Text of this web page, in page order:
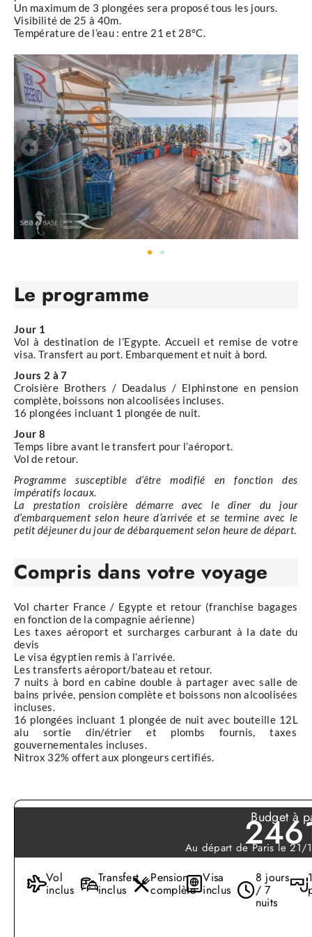
Un maximum de 3 plongées sera proposé tous les jours.
Visibilité de 25 à 40m.
Température de l’eau : entre 21 et 28°C.
Le programme
Jour 1
Vol à destination de l’Egypte. Accueil et remise de votre
visa. Transfert au port. Embarquement et nuit à bord.
Jours 2 à 7
Croisière Brothers / Deadalus / Elphinstone en pension
complète, boissons non alcoolisées incluses.
16 plongées incluant 1 plongée de nuit.
Jour 8
Temps libre avant le transfert pour l’aéroport.
Vol de retour.
Programme susceptible d’être modifié en fonction des
impératifs locaux.
La prestation croisière démarre avec le dîner du jour
d’embarquement selon heure d’arrivée et se termine avec le
petit déjeuner du jour de débarquement selon heure de départ.
Compris dans votre voyage
Vol charter France / Egypte et retour (franchise bagages
en fonction de la compagnie aérienne)
Les taxes aéroport et surcharges carburant à la date du
devis
Le visa égyptien remis à l’arrivée.
Les transferts aéroport/bateau et retour.
7 nuits à bord en cabine double à partager avec salle de
bains privée, pension complète et boissons non alcoolisées
incluses.
16 plongées incluant 1 plongée de nuit avec bouteille 12L
alu sortie din/étrier et plombs fournis, taxes
gouvernementales incluses.
Nitrox 32% offert aux plongeurs certifiés.
Votre bateauVolantis
dont 4 cabines pont inférieur, 10 cabines ponts supérieurs
ainsi que 2 suites panoramiques pont supérieur avec grand lit
Budget à
Au départ de Paris le
Vol
inclus
Transfert
inclus
Pension
complète
Visa
inclus
8 jours
/ 7
nuits